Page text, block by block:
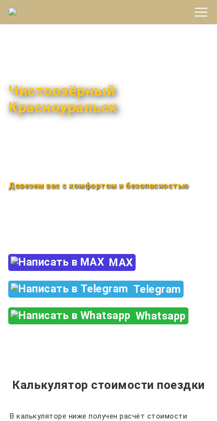
Чистоозёрный
Красноуральск
Довезем вас с комфортом и безопасностью
MAX
Telegram
Whatsapp
Калькулятор стоимости поездки
В калькуляторе ниже получен расчёт стоимости